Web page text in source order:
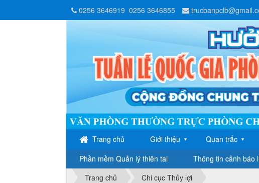
Trang chủ Giới thiệu ▼ Quan trắc ▼
Phần mềm Quản lý thiên tai
Thông tin cảnh báo
0256 3646919 0256 3646855
Trang chủ Chi cục Thủy lợi